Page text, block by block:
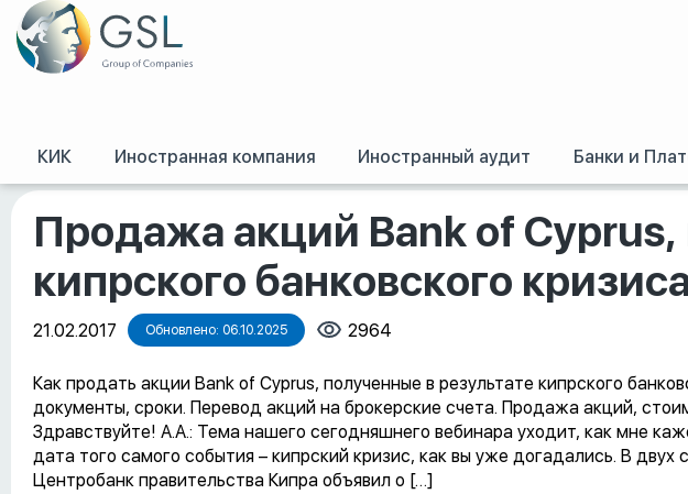
КИК Иностранная компания Иностранный аудит Банки и
GSL/Оффшорные конференции, семинары и обучение/Продажа акций Bank of Cyprus, полученных в
Продажа акций Bank of Cyprus,
кипрского банковского
21.02.2017 Обновлено: 06.10.2025 2964
Как продать акции Bank of Cyprus, полученные в результате кипрского
документы, сроки. Перевод акций на брокерские счета. Продажа акций,
Здравствуйте! А.А.: Тема нашего сегодняшнего вебинара уходит, как мне
дата того самого события – кипрский кризис, как вы уже догадались. В
Центробанк правительства Кипра объявил о […]